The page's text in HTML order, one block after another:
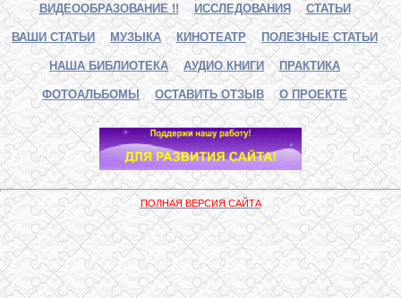
ВИДЕООБРАЗОВАНИЕ !! ИССЛЕДОВАНИЯ СТАТЬИ
ВАШИ СТАТЬИ МУЗЫКА КИНОТЕАТР ПОЛЕЗНЫЕ СТАТЬИ
НАША БИБЛИОТЕКА АУДИО КНИГИ ПРАКТИКА
ФОТОАЛЬБОМЫ ОСТАВИТЬ ОТЗЫВ О ПРОЕКТЕ
ПОЛНАЯ ВЕРСИЯ САЙТА